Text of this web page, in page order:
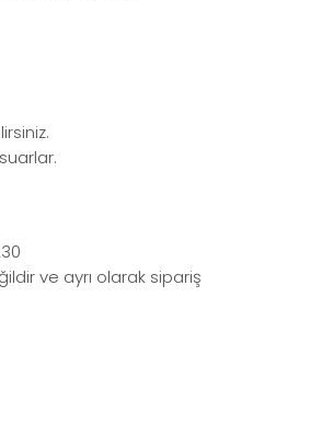
ve ayrı olarak sipariş